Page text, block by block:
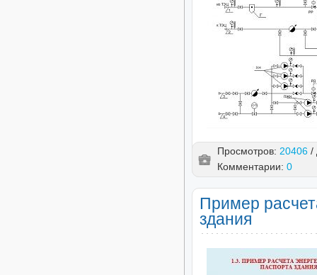
Просмотров: 20406 /
Комментарии: 0
Пример
здания